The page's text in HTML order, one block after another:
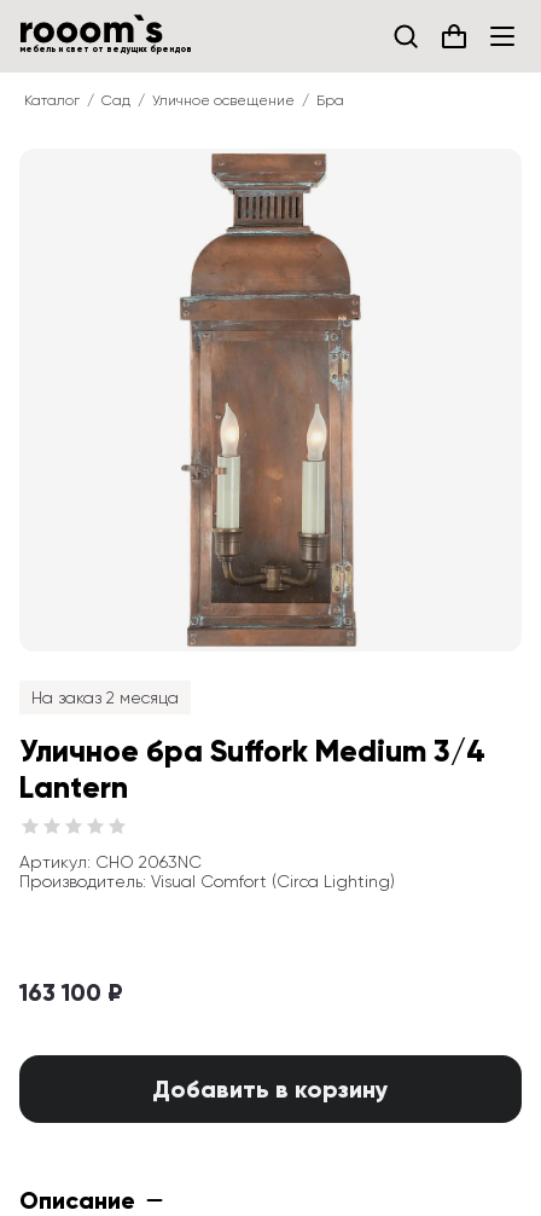
мебель и свет от ведущих брендов
Каталог Сад Уличное освещение Бра
На заказ 2 месяца
Уличное бра Suffork Medium 3/4
Lantern
Артикул: CHO 2063NC
Производитель: Visual Comfort (Circa Lighting)
163 100 ₽
Добавить в корзину
Описание